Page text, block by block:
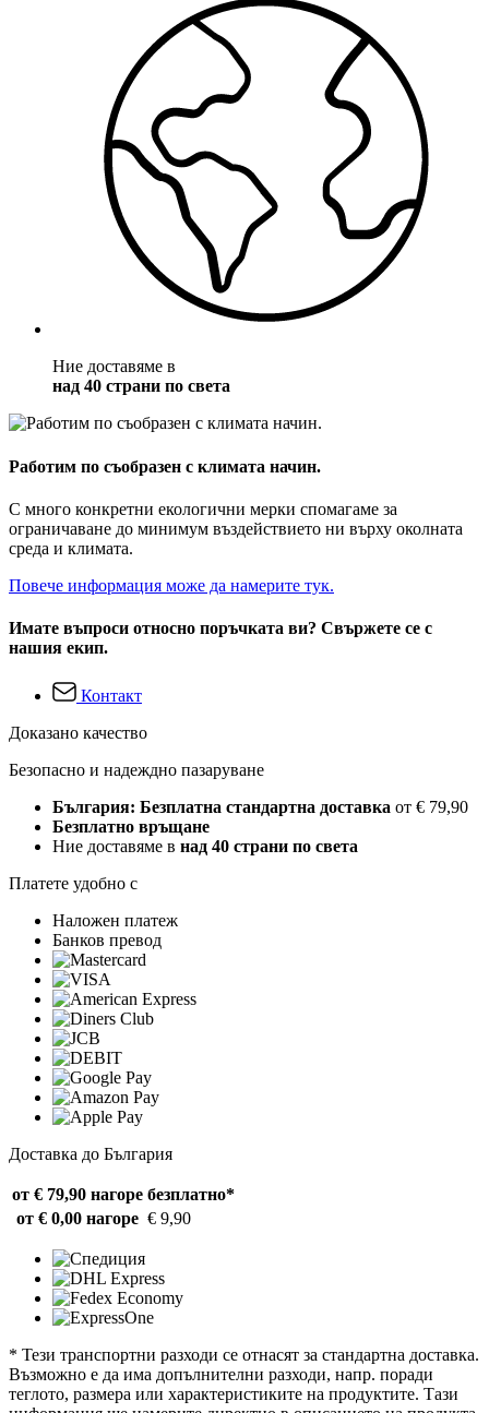
Ние доставяме в
над 40 страни по света
Работим по съобразен с климата начин.
С много конкретни екологични мерки спомагаме за
ограничаване до минимум въздействието ни върху околната
среда и климата.
Повече информация може да намерите тук.
Имате въпроси относно поръчката ви? Свържете се с
нашия екип.
Контакт
Доказано качество
Безопасно и надеждно пазаруване
България: Безплатна стандартна доставка от € 79,90
Безплатно връщане
Ние доставяме в над 40 страни по света
Платете удобно с
Наложен платеж
Банков превод
Доставка до България
от € 79,90 нагоре безплатно*
от € 0,00 нагоре € 9,90
* Тези транспортни разходи се отнасят за стандартна доставка.
Възможно е да има допълнителни разходи, напр. поради
теглото, размера или характеристиките на продуктите. Тази